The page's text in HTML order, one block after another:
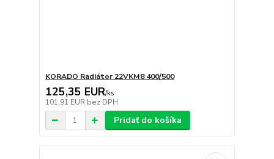
KORADO Radiátor 22VKM8 400/500
125,35 EUR/ks
101,91 EUR bez DPH
Pridať do košíka